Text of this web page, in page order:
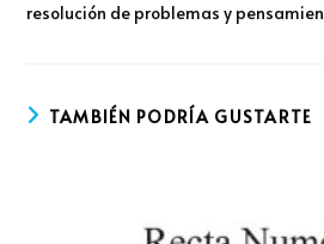
resolución de problemas y
TAMBIÉN PODRÍA GUSTARTE